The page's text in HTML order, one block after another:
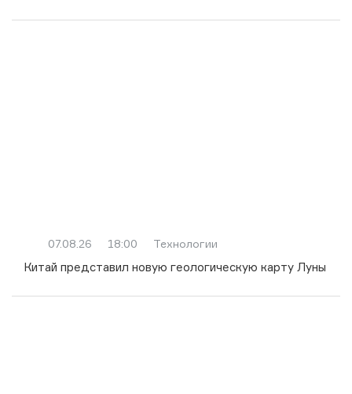
07.08.26 18:00 Технологии
Китай представил новую геологическую карту Луны